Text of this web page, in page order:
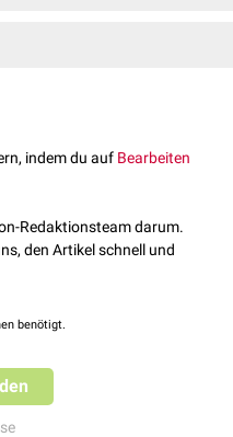
eines Herdes kann es
seltene aber wichtige
indem du auf Bearbeiten
Redaktionsteam darum.
den Artikel schnell und
benötigt.